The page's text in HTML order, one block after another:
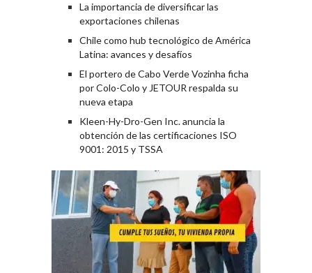
La importancia de diversificar las
exportaciones chilenas
Chile como hub tecnológico de América
Latina: avances y desafíos
El portero de Cabo Verde Vozinha ficha
por Colo-Colo y JETOUR respalda su
nueva etapa
Kleen-Hy-Dro-Gen Inc. anuncia la
obtención de las certificaciones ISO
9001: 2015 y TSSA